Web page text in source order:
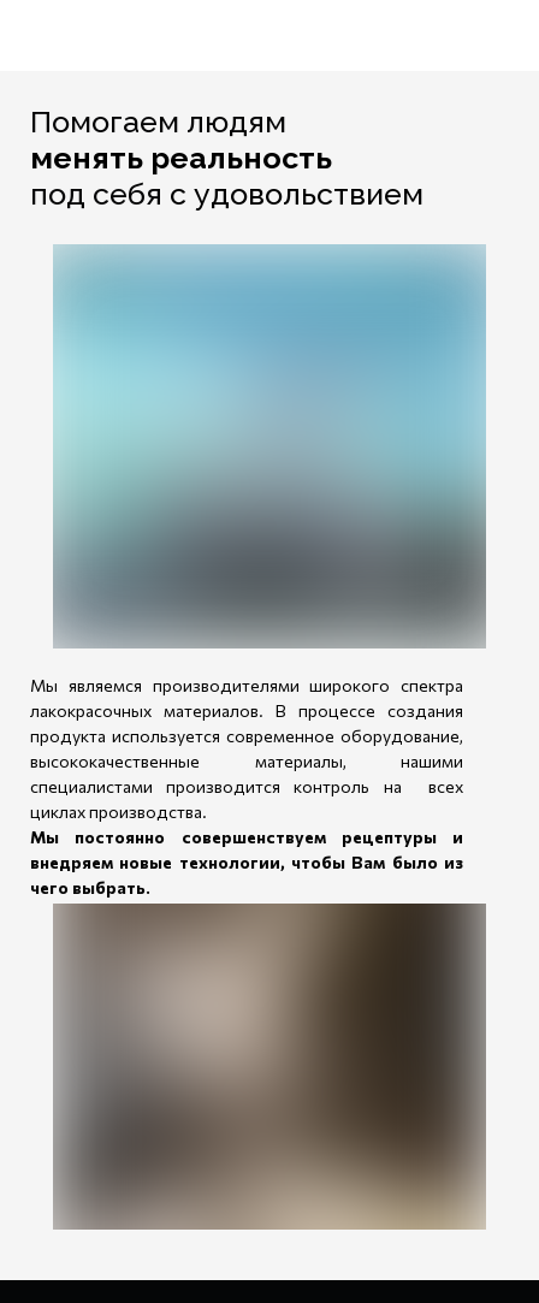
Помогаем людям
менять реальность
под себя с удовольствием
Мы являемся производителями широкого спектра
лакокрасочных материалов. В процессе создания
продукта используется современное оборудование,
высококачественные материалы, нашими
специалистами производится контроль на всех
циклах производства.
Мы постоянно совершенствуем рецептуры и
внедряем новые технологии, чтобы Вам было из
чего выбрать.